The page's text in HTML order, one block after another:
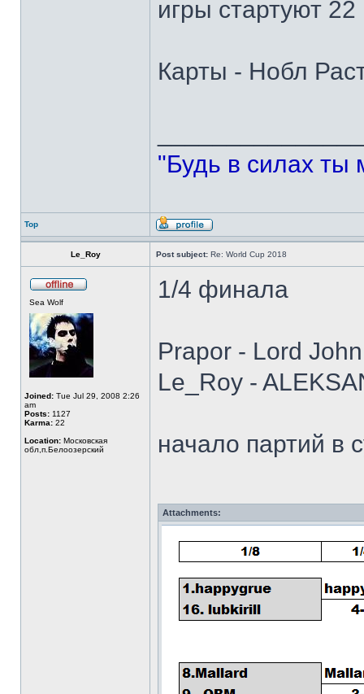
игры стартуют
Карты - Нобл
"Будь в силах ты
Top
Le_Roy Post subject: Re: World Cup 2018
Sea Wolf
Joined: Tue Jul 29, 2008 2:26
am
Posts: 1127
Karma: 22
Location: Московская
обл,п.Белоозерский
1/4 финала
Prapor - Lord
Le_Roy -
начало партий в
Attachments: